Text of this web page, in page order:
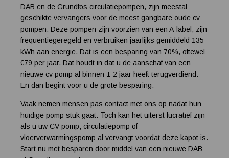
DAB en de Grundfos circulatiepompen, zijn meestal
geschikte vervangers voor de meest gangbare oude cv
pompen. Deze pompen zijn voorzien van een A-label, zijn
frequentiegeregeld en verbruiken jaarlijks gemiddeld 135
kWh aan energie. Dat is een besparing van 70%, oftewel
€79 per jaar. Dat houdt in dat u de aanschaf van een
nieuwe cv pomp al binnen ± 2 jaar heeft terugverdiend.
En dan begint voor u de grote besparing.
Vaak nemen mensen pas contact met ons op nadat hun
huidige pomp stuk gaat. Toch kan het uiterst lucratief zijn
als u uw CV pomp, circulatiepomp of
vloerverwarmingspomp al vervangt voordat deze kapot is.
Start nu met besparen door middel van een nieuwe DAB